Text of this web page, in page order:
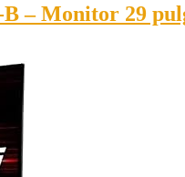
– Monitor 29